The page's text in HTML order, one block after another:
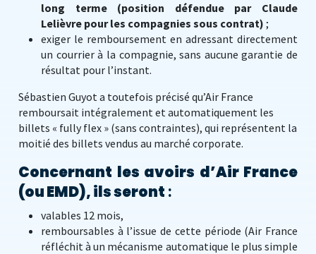
long terme (position défendue par Claude
Lelièvre pour les compagnies sous contrat) ;
exiger le remboursement en adressant directement
un courrier à la compagnie, sans aucune garantie de
résultat pour l’instant.
Sébastien Guyot a toutefois précisé qu’Air France
remboursait intégralement et automatiquement les
billets « fully flex » (sans contraintes), qui représentent la
moitié des billets vendus au marché corporate.
Concernant les avoirs d’Air France
(ou EMD), ils seront :
valables 12 mois,
remboursables à l’issue de cette période (Air France
réfléchit à un mécanisme automatique le plus simple